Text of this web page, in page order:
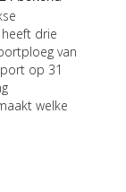
drie
van
op 31
welke